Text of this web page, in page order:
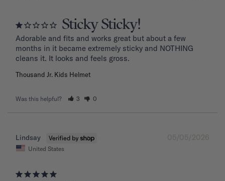
Sticky Sticky!
Adorable and fits and works great but about a few
months in it became extremely sticky and NOTHING
Thousand Jr. Kids Helmet
Was this helpful? 3 0
05/05/2026
Lindsay
United States